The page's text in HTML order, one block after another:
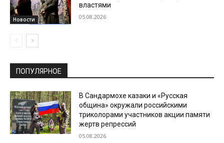
Новости
властями
05.08.2026
ПОПУЛЯРНОЕ
В Сандармохе казаки и «Русская
община» окружали российскими
триколорами участников акции памяти
жертв репрессий
05.08.2026